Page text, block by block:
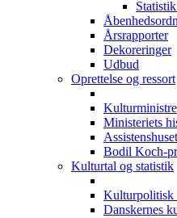
Årsrapporter
Dekoreringer
Udbud
Oprettelse og ressort
Kulturministre
Ministeriets
Assistenshuset
Bodil Koch-
Kulturtal og statistik
Kulturpolitisk
Danskernes